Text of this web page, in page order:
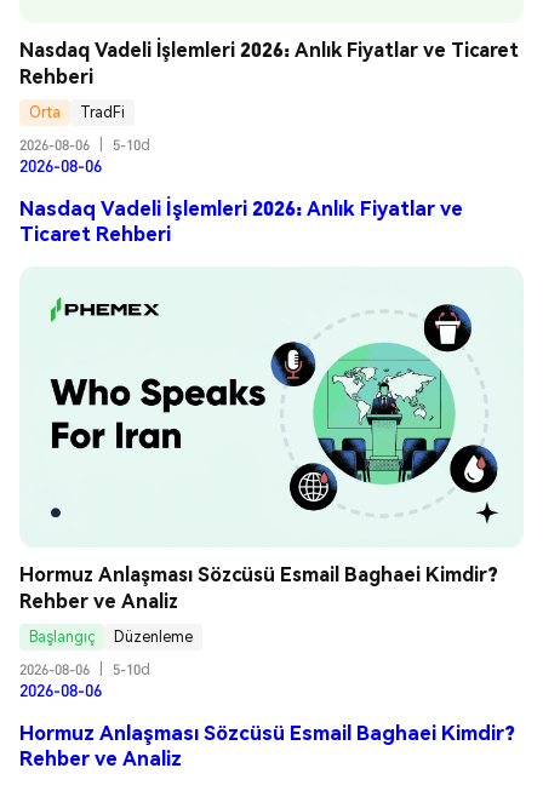
Nasdaq Vadeli İşlemleri 2026: Anlık Fiyatlar ve Ticaret
Rehberi
Orta
TradFi
2026-08-06
5-10d
2026-08-06
Nasdaq Vadeli İşlemleri 2026: Anlık Fiyatlar ve
Ticaret Rehberi
Hormuz Anlaşması Sözcüsü Esmail Baghaei Kimdir?
Rehber ve Analiz
Başlangıç
Düzenleme
2026-08-06
5-10d
2026-08-06
Hormuz Anlaşması Sözcüsü Esmail Baghaei Kimdir?
Rehber ve Analiz